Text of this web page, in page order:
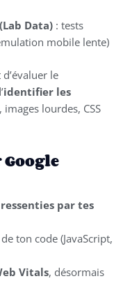
Data): tests
mobile lente)
le
identifier les
images lourdes, CSS
par tes
ton code (JavaScript,
Vitals, désormais